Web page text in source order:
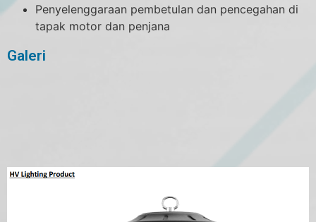
Penyelenggaraan pembetulan dan pencegahan di
tapak motor dan penjana
Galeri